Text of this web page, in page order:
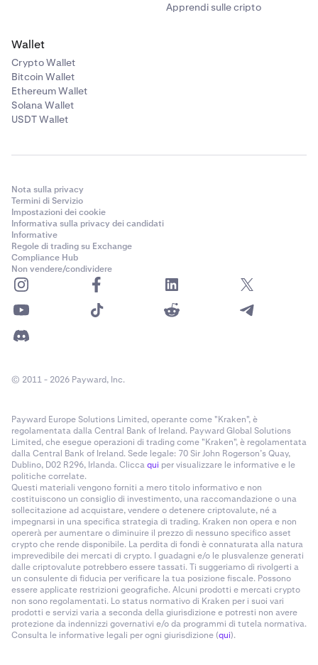
Apprendi sulle cripto
Wallet
Crypto Wallet
Bitcoin Wallet
Ethereum Wallet
Solana Wallet
USDT Wallet
Nota sulla privacy
Termini di Servizio
Impostazioni dei cookie
Informativa sulla privacy dei candidati
Informative
Regole di trading su Exchange
Compliance Hub
Non vendere/condividere
© 2011 - 2026 Payward, Inc.
Payward Europe Solutions Limited, operante come "Kraken", è
regolamentata dalla Central Bank of Ireland. Payward Global Solutions
Limited, che esegue operazioni di trading come "Kraken", è regolamentata
dalla Central Bank of Ireland. Sede legale: 70 Sir John Rogerson’s Quay,
Dublino, D02 R296, Irlanda. Cliccaqui per visualizzare le informative e le
politiche correlate.
Questi materiali vengono forniti a mero titolo informativo e non
costituiscono un consiglio di investimento, una raccomandazione o una
sollecitazione ad acquistare, vendere o detenere criptovalute, né a
impegnarsi in una specifica strategia di trading. Kraken non opera e non
opererà per aumentare o diminuire il prezzo di nessuno specifico asset
crypto che rende disponibile. La perdita di fondi è connaturata alla natura
imprevedibile dei mercati di crypto. I guadagni e/o le plusvalenze generati
dalle criptovalute potrebbero essere tassati. Ti suggeriamo di rivolgerti a
un consulente di fiducia per verificare la tua posizione fiscale. Possono
essere applicate restrizioni geografiche. Alcuni prodotti e mercati crypto
non sono regolamentati. Lo status normativo di Kraken per i suoi vari
prodotti e servizi varia a seconda della giurisdizione e potresti non avere
protezione da indennizzi governativi e/o da programmi di tutela normativa.
Consulta le informative legali per ogni giurisdizione (qui).